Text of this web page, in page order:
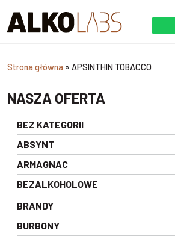
Strona główna » APSINTHIN TOBACCO
NASZA OFERTA
BEZ KATEGORII
ABSYNT
ARMAGNAC
BEZALKOHOLOWE
BRANDY
BURBONY